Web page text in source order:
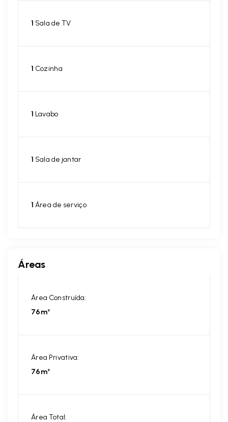
1 Sala de TV
1 Cozinha
1 Lavabo
1 Sala de jantar
1 Área de serviço
Áreas
Área Construída:
76m²
Área Privativa:
76m²
Área Total: